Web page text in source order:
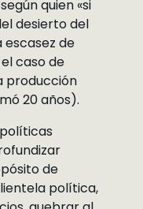
quien «si
desierto del
escasez de
caso de
producción
20 años).
de
política,